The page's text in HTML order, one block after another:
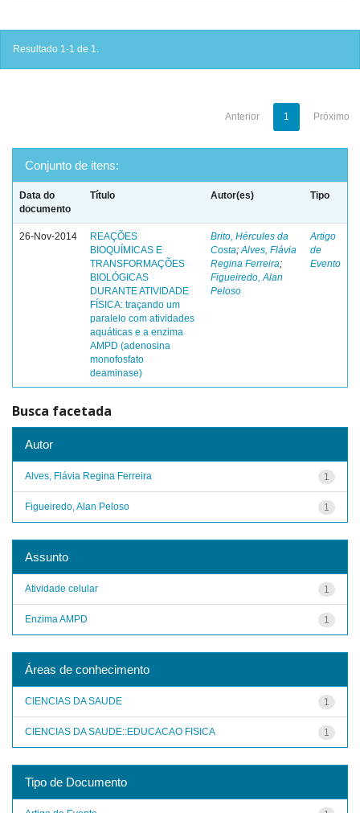
Resultado 1-1 de 1.
Anterior 1 Próximo
Conjunto de itens:
Data do
documento
Título Autor(es) Tipo
26-Nov-2014
REAÇÕES
BIOQUÍMICAS E
TRANSFORMAÇÕES
BIOLÓGICAS
DURANTE ATIVIDADE
FÍSICA: traçando um
paralelo com atividades
aquáticas e a enzima
AMPD (adenosina
monofosfato
deaminase)
Brito, Hércules da
Costa;Alves, Flávia
Regina Ferreira;
Figueiredo, Alan
Peloso
Artigo
de
Evento
Busca facetada
Autor
1
Alves, Flávia Regina Ferreira
1
Figueiredo, Alan Peloso
Assunto
1
Atividade celular
1
Enzima AMPD
Áreas de conhecimento
1
CIENCIAS DA SAUDE
1
CIENCIAS DA SAUDE::EDUCACAO FISICA
Tipo de Documento